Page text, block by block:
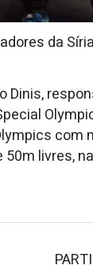
da
Dinis,
com
livres,